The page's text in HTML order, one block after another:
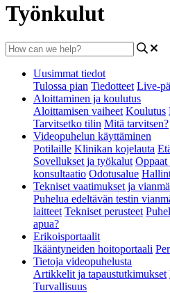
Työnkulut
Uusimmat tiedot
Tulossa pian Tiedotteet Live-
Aloittaminen ja koulutus
Aloittamisen vaiheet Koulutus
Tarvitsetko tilin Mitä tarvitsen?
Videopuhelun käyttäminen
Potilaille Klinikan kojelauta
Sovellukset ja työkalut
konsultaatio Odotusalue
Tekniset vaatimukset ja
Puhelua edeltävän testin
laitteet Tekniset perusteet
apua?
Erikoisportaalit
Ikääntyneiden hoitoportaali
Tietoja videopuhelusta
Artikkelit ja tapaustutkimukset
Turvallisuus